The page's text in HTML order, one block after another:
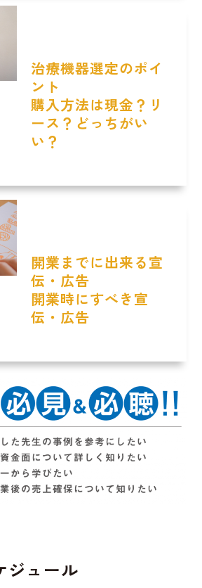
治療機器選定のポイ
ント
購入方法は現金？リ
ース？どっちがい
い？
開業までに出来る宣
伝・広告
開業時にすべき宣
伝・広告
ジュール